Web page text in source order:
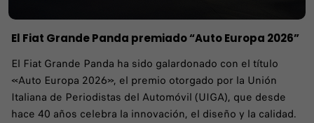
El Fiat Grande Panda premiado “Auto Europa 2026”
El Fiat Grande Panda ha sido galardonado con el título
«Auto Europa 2026», el premio otorgado por la Unión
Italiana de Periodistas del Automóvil (UIGA), que desde
hace 40 años celebra la innovación, el diseño y la calidad.